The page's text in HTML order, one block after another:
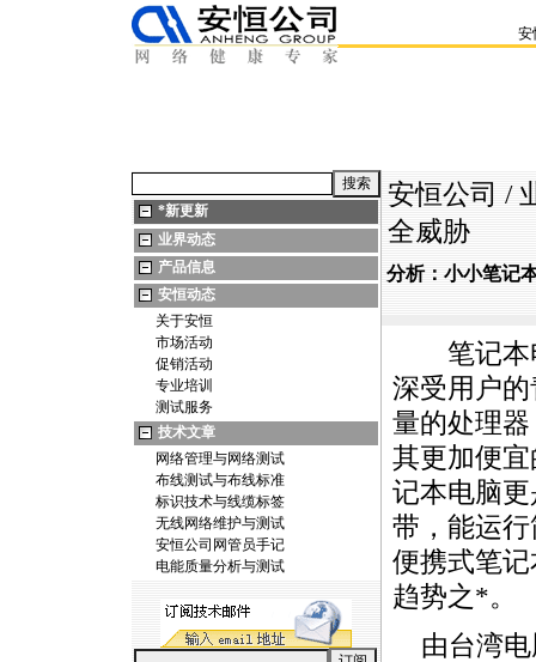
安
*新更新
业界动态
产品信息
安恒动态
关于安恒
市场活动
促销活动
专业培训
测试服务
技术文章
网络管理与网络测试
布线测试与布线标准
标识技术与线缆标签
无线网络维护与测试
安恒公司网管员手记
电能质量分析与测试
安恒公司 /
全威胁
分析：小小笔记
笔记本电
深受用户
量的处理
其更加便
记本电脑
带，能运
便携式笔
趋势之*。
由台湾电